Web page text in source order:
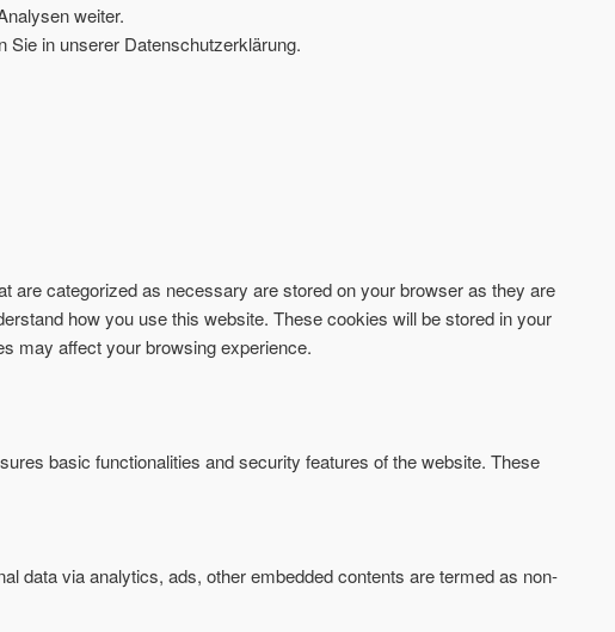
weiter.
Sie in unserer Datenschutzerklärung.
are categorized as necessary are stored on your browser as they are
how you use this website. These cookies will be stored in your
may affect your browsing experience.
basic functionalities and security features of the website. These
data via analytics, ads, other embedded contents are termed as non-